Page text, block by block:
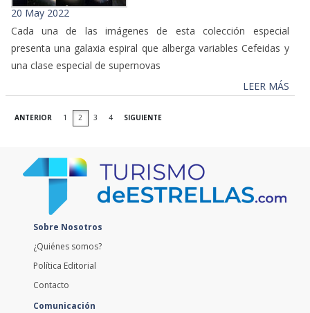
20 May 2022
Cada una de las imágenes de esta colección especial
presenta una galaxia espiral que alberga variables Cefeidas y
una clase especial de supernovas
LEER MÁS
ANTERIOR 1 2 3 4 SIGUIENTE
Sobre Nosotros
¿Quiénes somos?
Política Editorial
Contacto
Comunicación